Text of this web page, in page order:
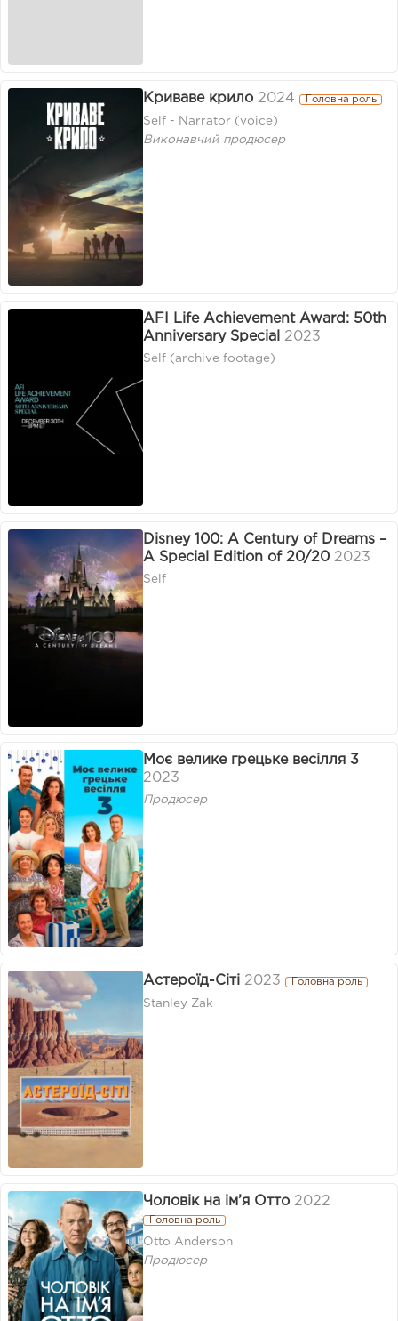
Криваве крило 2024 Головна роль
Self - Narrator (voice)
Виконавчий продюсер
AFI Life Achievement Award: 50th
Anniversary Special 2023
Self (archive footage)
Disney 100: A Century of Dreams –
A Special Edition of 20/20 2023
Self
Моє велике грецьке весілля 3
2023
Продюсер
Астероїд-Сіті 2023 Головна роль
Stanley Zak
Чоловік на ім’я Отто 2022
Головна роль
Otto Anderson
Продюсер